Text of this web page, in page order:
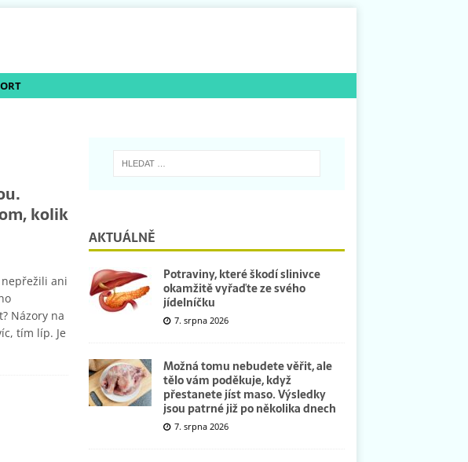
kolik
ani
Názory na
tím líp. Je
AKTUÁLNĚ
Potraviny, které škodí slinivce
okamžitě vyřaďte ze svého
jídelníčku
7. srpna 2026
Možná tomu nebudete věřit, ale
tělo vám poděkuje, když
přestanete jíst maso. Výsledky
jsou patrné již po několika dnech
7. srpna 2026